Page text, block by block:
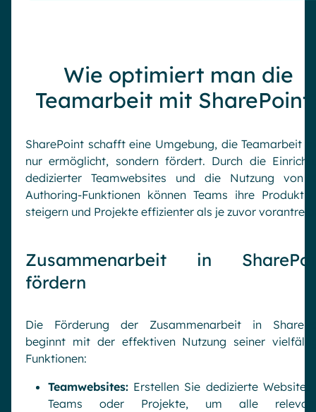
Wie optimiert man die
Teamarbeit mit
SharePoint schafft eine Umgebung, die Teamarbeit
nur ermöglicht, sondern fördert. Durch die
dedizierter Teamwebsites und die Nutzung von
Authoring-Funktionen können Teams ihre
steigern und Projekte effizienter als je zuvor
Zusammenarbeit in
fördern
Die Förderung der Zusammenarbeit in
beginnt mit der effektiven Nutzung seiner
Funktionen:
Teamwebsites: Erstellen Sie dedizierte
Teams oder Projekte, um alle